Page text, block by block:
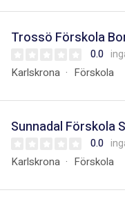
Trossö Förskola
0.0
Karlskrona Förskola
Sunnadal Förskola
0.0
Karlskrona Förskola